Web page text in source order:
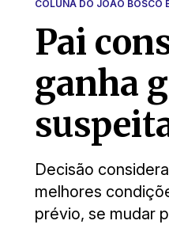
COLUNA DO JOÃO BOSCO
Pai
ganha
Decisão
melhores
prévio, se mudar